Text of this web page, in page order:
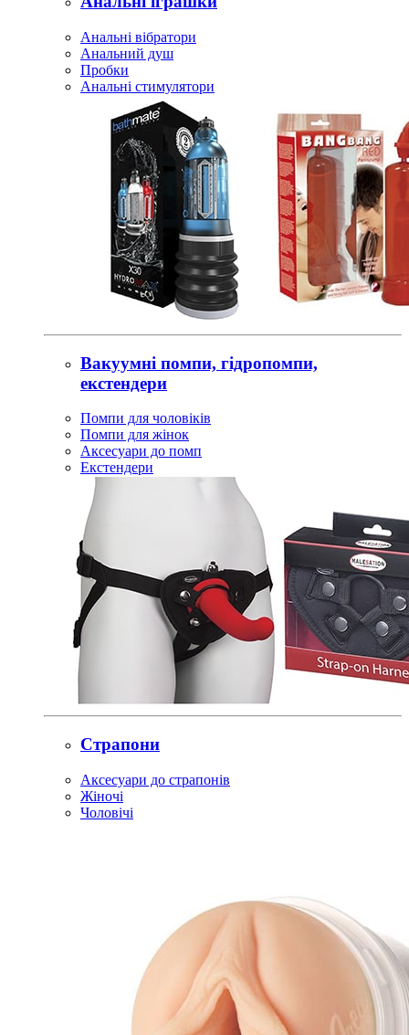
Анальні вібратори
Анальний душ
Пробки
Анальні стимулятори
Вакуумні помпи, гідропомпи,
екстендери
Помпи для чоловіків
Помпи для жінок
Аксесуари до помп
Екстендери
Страпони
Аксесуари до страпонів
Жіночі
Чоловічі